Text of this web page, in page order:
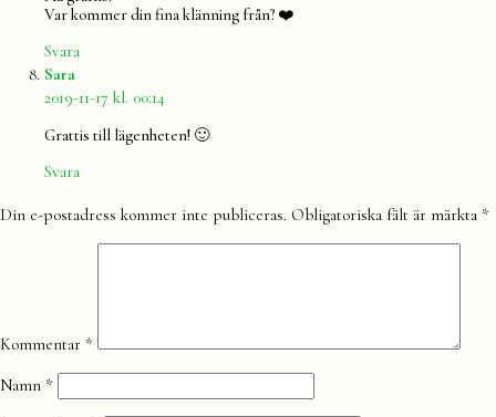
Var kommer din fina klänning från? ❤️
Svara
Sara
2019-11-17 kl. 00:14
Grattis till lägenheten! 🙂
Svara
Lämna
Din e-postadress kommer inte publiceras. Obligatoriska fält är märkta *
Kommentar *
Namn *